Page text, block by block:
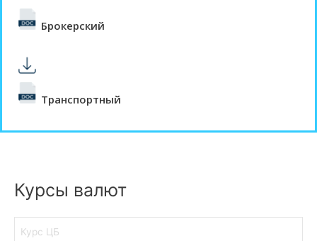
Брокерский
Транспортный
Курсы валют
Курс ЦБ